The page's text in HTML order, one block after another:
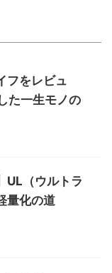
フをレビュ
た一生モノの
UL（ウルトラ
量化の道